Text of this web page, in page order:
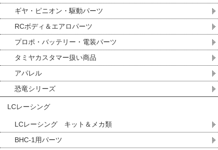
ギヤ・ピニオン・駆動パーツ
RCボディ＆エアロパーツ
プロポ・バッテリー・電装パーツ
タミヤカスタマー扱い商品
アパレル
恐竜シリーズ
LCレーシング
LCレーシング キット＆メカ類
BHC-1用パーツ